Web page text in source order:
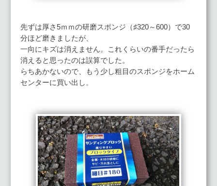
先ずは厚さ5ｍｍの研磨スポンジ（♯320～600）で30
分ほど磨きましたが、
一向にキズは消えません。これくらいの番手だったら
消えると思ったのは誤算でした。
らちあかないので、もう少し粗目のスポンジをホーム
センターに買い出し。